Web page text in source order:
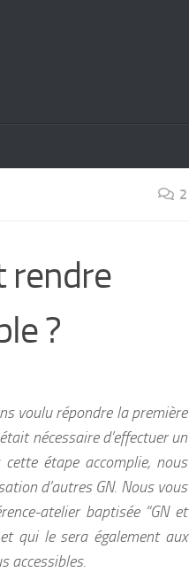
2
rendre
?
voulu répondre la première
nécessaire d’effectuer un
étape accomplie, nous
d’autres GN. Nous vous
atelier baptisée “GN et
qui le sera également aux
accessibles.